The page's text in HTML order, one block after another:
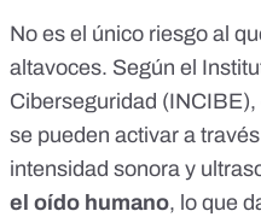
No es el único riesgo al
altavoces. Según el
Ciberseguridad (INCIBE)
se pueden activar a
intensidad sonora y
el oído humano, lo que